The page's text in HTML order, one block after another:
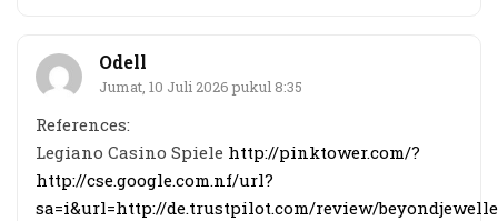
Odell
Jumat, 10 Juli 2026 pukul 8:35
References:
Legiano Casino Spiele http://pinktower.com/?
http://cse.google.com.nf/url?
sa=i&url=http://de.trustpilot.com/review/